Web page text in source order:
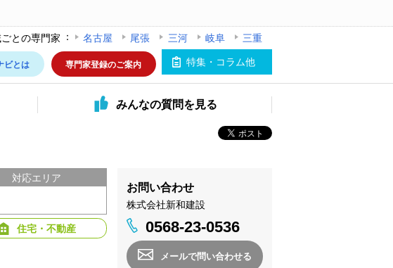
との専門家 名古屋 尾張 三河 岐阜
三重
特集・コラム他
ビとは 専門家登録のご案内
みんなの質問を見る
お問い合わせ
株式会社新和建設
0568-23-0536
メールで問い合わせる
対応エリア
住宅・不動産